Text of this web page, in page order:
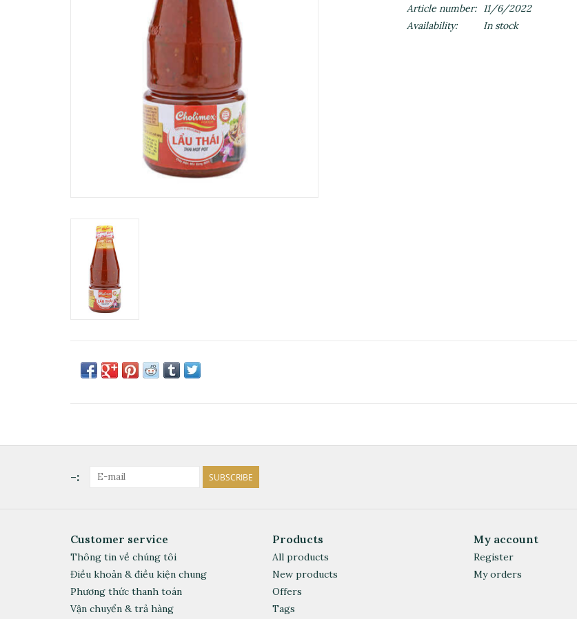
Article number:
11/6/2022
Availability:
In stock
-: SUBSCRIBE
Customer service
Thông tin về chúng tôi
Điều khoản & điều kiện chung
Phương thức thanh toán
Vận chuyển & trả hàng
Products
All products
New products
Offers
Tags
My account
Register
My orders